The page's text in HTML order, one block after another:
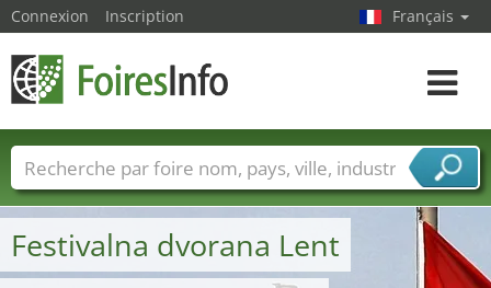
Festivalna dvorana Lent
Connexion Inscription Français
Toggle
Foire noms Pays Villes
Secteurs de foire
Secteurs du fournisseur de services